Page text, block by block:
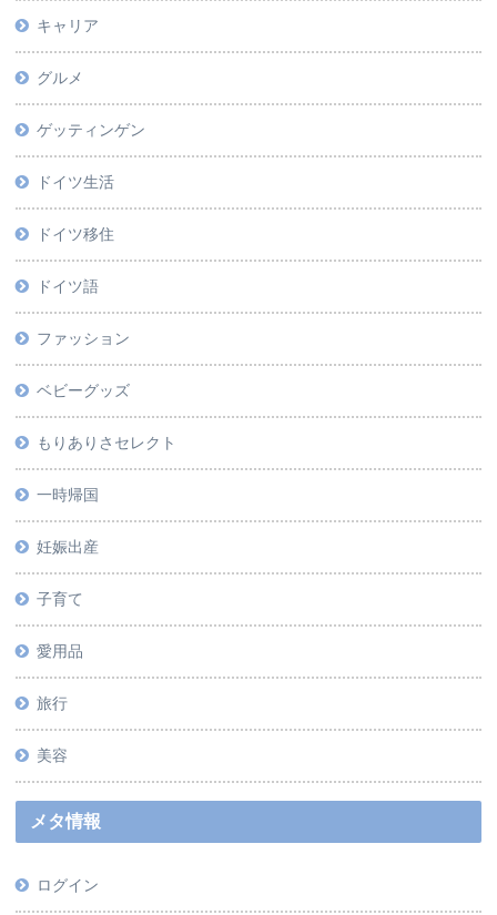
キャリア
グルメ
ゲッティンゲン
ドイツ生活
ドイツ移住
ドイツ語
ファッション
ベビーグッズ
もりありさセレクト
一時帰国
妊娠出産
子育て
愛用品
旅行
美容
メタ情報
ログイン